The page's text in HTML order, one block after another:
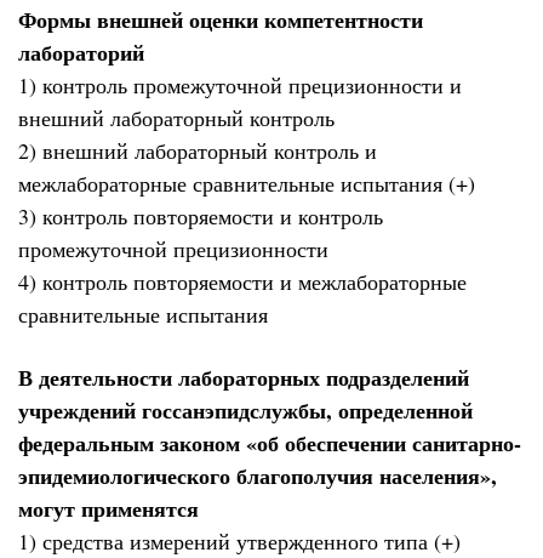
Формы внешней оценки компетентности
лабораторий
1) контроль промежуточной прецизионности и
внешний лабораторный контроль
2) внешний лабораторный контроль и
межлабораторные сравнительные испытания (+)
3) контроль повторяемости и контроль
промежуточной прецизионности
4) контроль повторяемости и межлабораторные
сравнительные испытания
В деятельности лабораторных подразделений
учреждений госсанэпидслужбы, определенной
федеральным законом «об обеспечении санитарно-
эпидемиологического благополучия населения»,
могут применятся
1) средства измерений утвержденного типа (+)